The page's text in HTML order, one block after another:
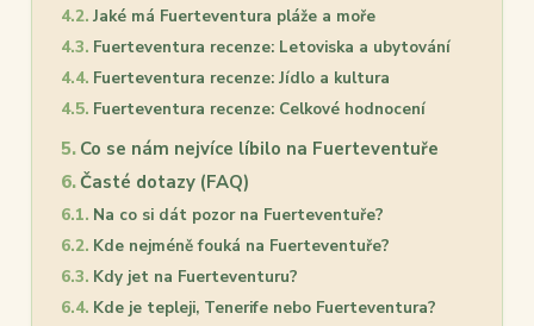
Jaké má Fuerteventura pláže a moře
Fuerteventura recenze: Letoviska a ubytování
Fuerteventura recenze: Jídlo a kultura
Fuerteventura recenze: Celkové hodnocení
Co se nám nejvíce líbilo na Fuerteventuře
Časté dotazy (FAQ)
Na co si dát pozor na Fuerteventuře?
Kde nejméně fouká na Fuerteventuře?
Kdy jet na Fuerteventuru?
Kde je tepleji, Tenerife nebo Fuerteventura?